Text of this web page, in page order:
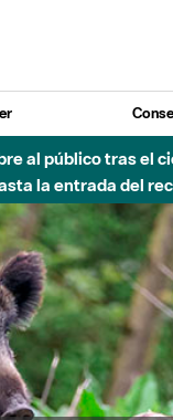
al público tras el
la entrada del